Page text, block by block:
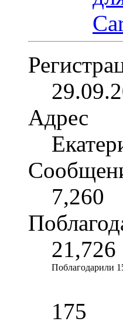
Адрес
7,260
21,726
Поблагодарили
175